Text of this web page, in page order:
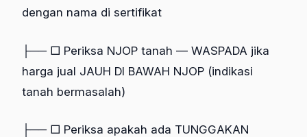
dengan nama di sertifikat
├── □ Periksa NJOP tanah — WASPADA jika
harga jual JAUH DI BAWAH NJOP (indikasi
tanah bermasalah)
├── □ Periksa apakah ada TUNGGAKAN